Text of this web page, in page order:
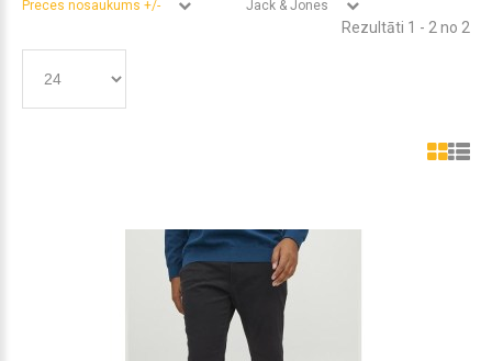
Preces nosaukums +/-
Jack & Jones
Rezultāti 1 - 2 no 2